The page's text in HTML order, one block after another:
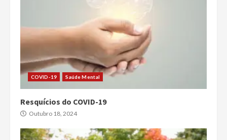
COVID-19 Saúde Mental
Resquícios do COVID-19
Outubro 18, 2024